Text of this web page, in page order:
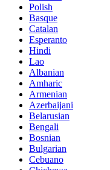
Polish
Basque
Catalan
Esperanto
Hindi
Lao
Albanian
Amharic
Armenian
Azerbaijani
Belarusian
Bengali
Bosnian
Bulgarian
Cebuano